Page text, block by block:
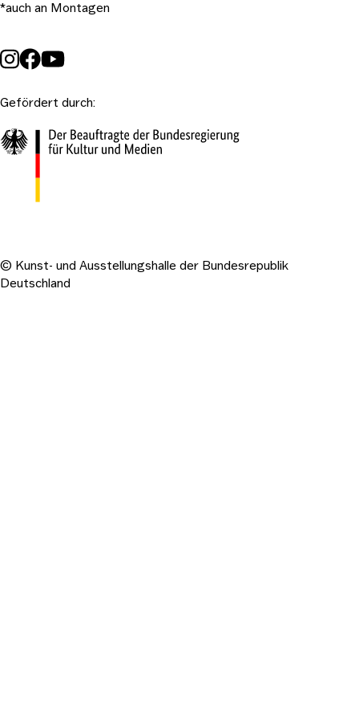
Gefördert durch:
*auch an Montagen
© Kunst- und Ausstellungshalle der Bundesrepublik
Deutschland